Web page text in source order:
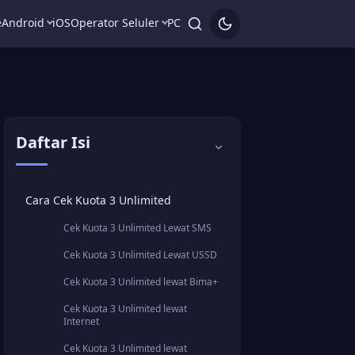
Android iOSOperator Seluler PC
Daftar Isi
Cara Cek Kuota 3 Unlimited
Cek Kuota 3 Unlimited Lewat SMS
Cek Kuota 3 Unlimited Lewat USSD
Cek Kuota 3 Unlimited lewat Bima+
Cek Kuota 3 Unlimited lewat
Internet
Cek Kuota 3 Unlimited lewat